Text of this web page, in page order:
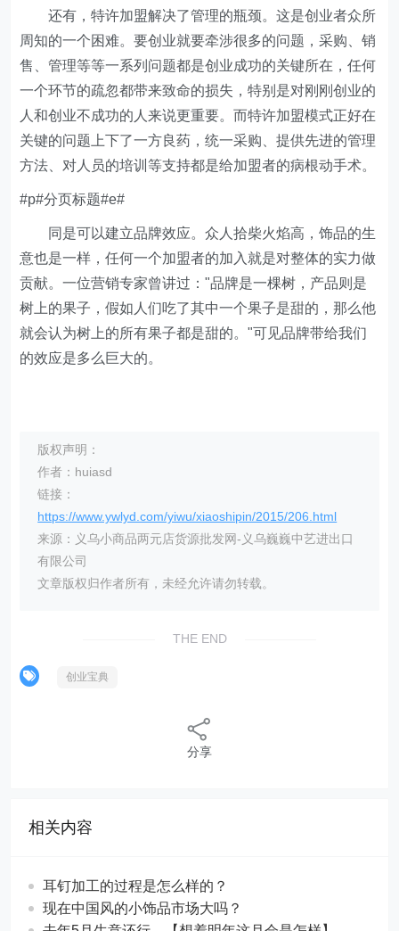
还有，特许加盟解决了管理的瓶颈。这是创业者众所
周知的一个困难。要创业就要牵涉很多的问题，采购、销
售、管理等等一系列问题都是创业成功的关键所在，任何
一个环节的疏忽都带来致命的损失，特别是对刚刚创业的
人和创业不成功的人来说更重要。而特许加盟模式正好在
关键的问题上下了一方良药，统一采购、提供先进的管理
方法、对人员的培训等支持都是给加盟者的病根动手术。
#p#分页标题#e#
同是可以建立品牌效应。众人拾柴火焰高，饰品的生
意也是一样，任何一个加盟者的加入就是对整体的实力做
贡献。一位营销专家曾讲过："品牌是一棵树，产品则是
树上的果子，假如人们吃了其中一个果子是甜的，那么他
就会认为树上的所有果子都是甜的。"可见品牌带给我们
的效应是多么巨大的。
版权声明：
作者：huiasd
链接：
https://www.ywlyd.com/yiwu/xiaoshipin/2015/206.html
来源：义乌小商品两元店货源批发网-义乌巍巍中艺进出口
有限公司
文章版权归作者所有，未经允许请勿转载。
THE END
创业宝典
分享
相关内容
耳钉加工的过程是怎么样的？
现在中国风的小饰品市场大吗？